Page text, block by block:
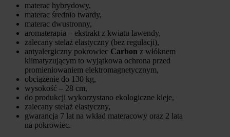
materac hybrydowy,
materac średnio twardy,
materac dwustronny,
aromaterapia – ekstrakt z kwiatu lawendy,
zalecany stelaż elastyczny (bez regulacji),
antyalergiczny pokrowiec Carbon z włóknem
klimatyzującym to wyjątkowa ochrona przed
promieniowaniem elektromagnetycznym,
obciążenie do 130 kg,
wysokość – 28 cm,
do produkcji wykorzystano ekologiczne kleje,
zalecany stelaż elastyczny,
gwarancja 7 lat na wkład materacowy oraz 2 lata
na pokrowiec.